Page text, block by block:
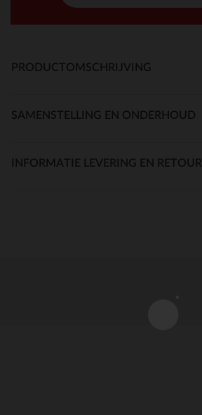
PRODUCTOMSCHRIJVING
SAMENSTELLING EN ONDERHOUD
INFORMATIE LEVERING EN RETOUR